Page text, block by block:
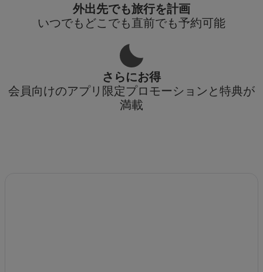
外出先でも旅行を計画
いつでもどこでも直前でも予約可能
さらにお得
会員向けのアプリ限定プロモーションと特典が
満載